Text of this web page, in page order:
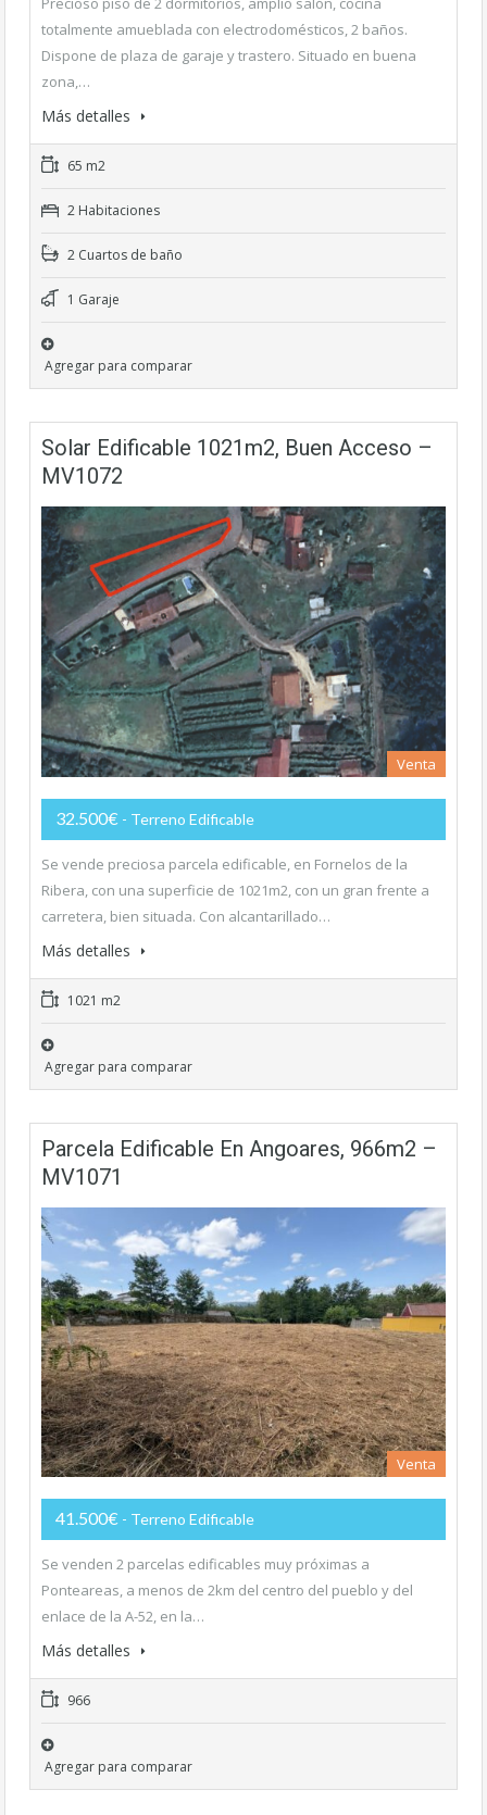
totalmente amueblada con electrodomésticos, 2 baños.
Dispone de plaza de garaje y trastero. Situado en buena
zona,…
Más detalles
65 m2
2 Habitaciones
2 Cuartos de baño
1 Garaje
Agregar para comparar
Solar Edificable 1021m2, Buen Acceso –
MV1072
Venta
32.500€ - Terreno Edificable
Se vende preciosa parcela edificable, en Fornelos de la
Ribera, con una superficie de 1021m2, con un gran frente a
carretera, bien situada. Con alcantarillado…
Más detalles
1021 m2
Agregar para comparar
Parcela Edificable En Angoares, 966m2 –
MV1071
Venta
41.500€ - Terreno Edificable
Se venden 2 parcelas edificables muy próximas a
Ponteareas, a menos de 2km del centro del pueblo y del
enlace de la A-52, en la…
Más detalles
966
Agregar para comparar